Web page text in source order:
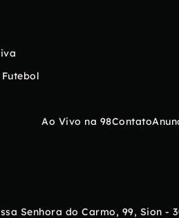
Ao Vivo na 98Contato
Senhora do Carmo, 99, Sion -